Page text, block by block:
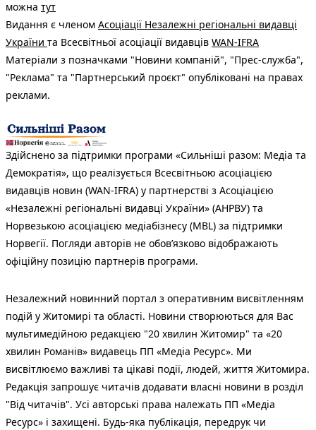
можна тут
Видання є членом Асоціації Незалежні регіональні видавці
України та Всесвітньої асоціації видавців WAN-IFRA
Матеріали з позначками "Новини компаній", "Прес-служба",
"Реклама" та "Партнерський проєкт" опубліковані на правах
реклами.
Здійснено за підтримки програми «Сильніші разом: Медіа та
Демократія», що реалізується Всесвітньою асоціацією
видавців новин (WAN-IFRA) у партнерстві з Асоціацією
«Незалежні регіональні видавці України» (АНРВУ) та
Норвезькою асоціацією медіабізнесу (MBL) за підтримки
Норвегії. Погляди авторів не обов’язково відображають
офіційну позицію партнерів програми.
Незалежний новинний портал з оперативним висвітленням
подій у Житомирі та області. Новини створюються для Вас
мультимедійною редакцією "20 хвилин Житомир" та «20
хвилин Романів» видавець ПП «Медіа Ресурс». Ми
висвітлюємо важливі та цікаві події, людей, життя Житомира.
Редакція запрошує читачів додавати власні новини в розділ
"Від читачів". Усі авторські права належать ПП «Медіа
Ресурс» і захищені. Будь-яка публiкацiя, передрук чи